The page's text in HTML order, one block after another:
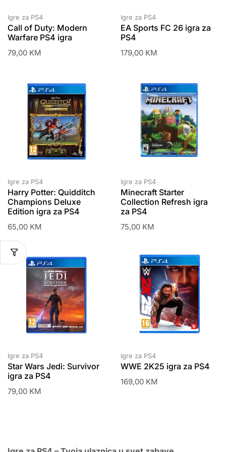
Igre za PS4
Call of Duty: Modern
Warfare PS4 igra
79,00 KM
Igre za PS4
EA Sports FC 26 igra za
PS4
179,00 KM
Igre za PS4
Harry Potter: Quidditch
Champions Deluxe
Edition igra za PS4
65,00 KM
Igre za PS4
Minecraft Starter
Collection Refresh igra
za PS4
75,00 KM
Igre za PS4
Star Wars Jedi: Survivor
igra za PS4
79,00 KM
Igre za PS4
WWE 2K25 igra za PS4
169,00 KM